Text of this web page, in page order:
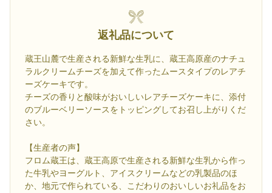
返礼品について
蔵王山麓で生産される新鮮な生乳に、蔵王高原産のナチュ
ラルクリームチーズを加えて作ったムースタイプのレアチ
ーズケーキです。
チーズの香りと酸味がおいしいレアチーズケーキに、添付
のブルーベリーソースをトッピングしてお召し上がりくだ
さい。
【生産者の声】
フロム蔵王は、蔵王高原で生産される新鮮な生乳から作っ
た牛乳やヨーグルト、アイスクリームなどの乳製品のほ
か、地元で作られている、こだわりのおいしいお礼品をお